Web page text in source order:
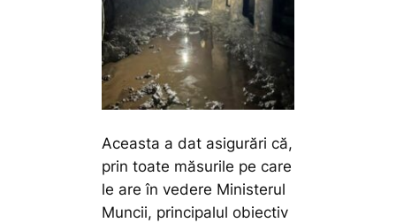
Aceasta a dat asigurări că,
prin toate măsurile pe care
le are în vedere Ministerul
Muncii, principalul obiectiv